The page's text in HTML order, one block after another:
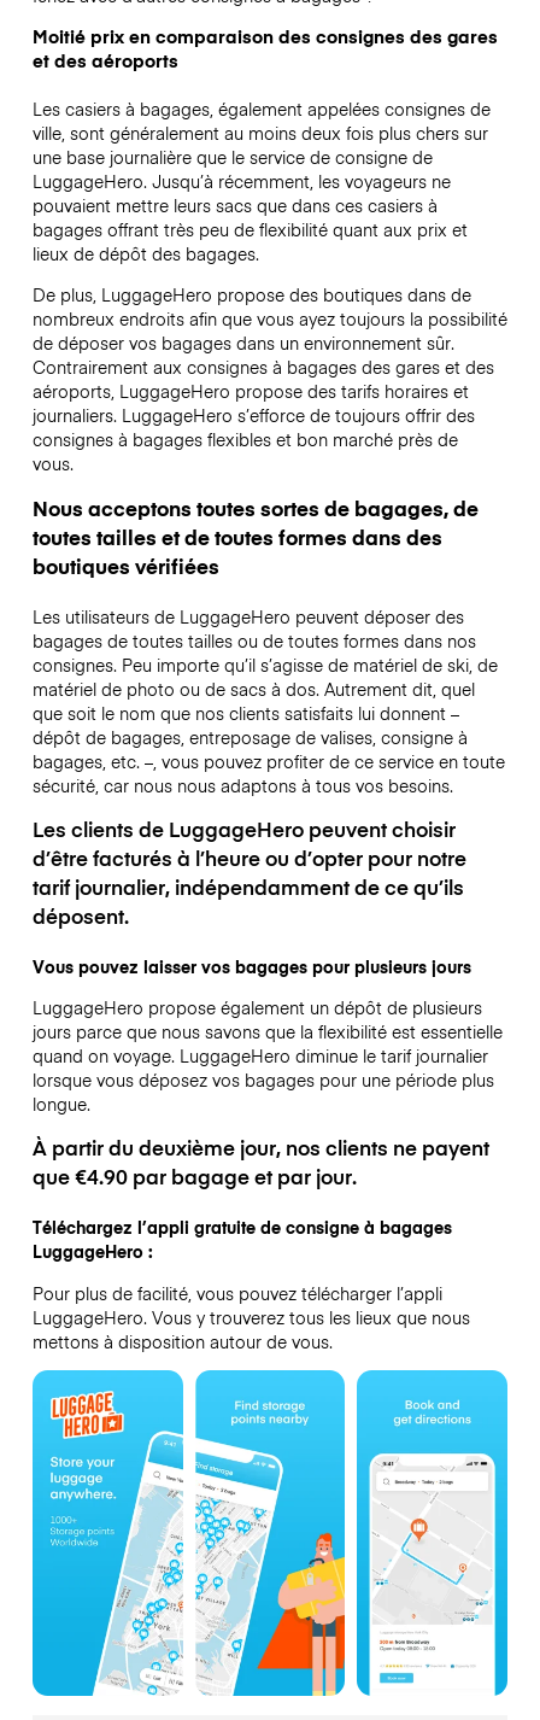
Moitié prix en comparaison des consignes des gares
et des aéroports
Les casiers à bagages, également appelées consignes de
ville, sont généralement au moins deux fois plus chers sur
une base journalière que le service de consigne de
LuggageHero. Jusqu’à récemment, les voyageurs ne
pouvaient mettre leurs sacs que dans ces casiers à
bagages offrant très peu de flexibilité quant aux prix et
lieux de dépôt des bagages.
De plus, LuggageHero propose des boutiques dans de
nombreux endroits afin que vous ayez toujours la possibilité
de déposer vos bagages dans un environnement sûr.
Contrairement aux consignes à bagages des gares et des
aéroports, LuggageHero propose des tarifs horaires et
journaliers. LuggageHero s’efforce de toujours offrir des
consignes à bagages flexibles et bon marché près de
vous.
Nous acceptons toutes sortes de bagages, de
toutes tailles et de toutes formes dans des
boutiques vérifiées
Les utilisateurs de LuggageHero peuvent déposer des
bagages de toutes tailles ou de toutes formes dans nos
consignes. Peu importe qu’il s’agisse de matériel de ski, de
matériel de photo ou de sacs à dos. Autrement dit, quel
que soit le nom que nos clients satisfaits lui donnent –
dépôt de bagages, entreposage de valises, consigne à
bagages, etc. –, vous pouvez profiter de ce service en toute
sécurité, car nous nous adaptons à tous vos besoins.
Les clients de LuggageHero peuvent choisir
d’être facturés à l’heure ou d’opter pour notre
tarif journalier, indépendamment de ce qu’ils
déposent.
Vous pouvez laisser vos bagages pour plusieurs jours
LuggageHero propose également un dépôt de plusieurs
jours parce que nous savons que la flexibilité est essentielle
quand on voyage. LuggageHero diminue le tarif journalier
lorsque vous déposez vos bagages pour une période plus
longue.
À partir du deuxième jour, nos clients ne payent
que €4.90 par bagage et par jour.
Téléchargez l’appli gratuite de consigne à bagages
LuggageHero :
Pour plus de facilité, vous pouvez télécharger l’appli
LuggageHero. Vous y trouverez tous les lieux que nous
mettons à disposition autour de vous.